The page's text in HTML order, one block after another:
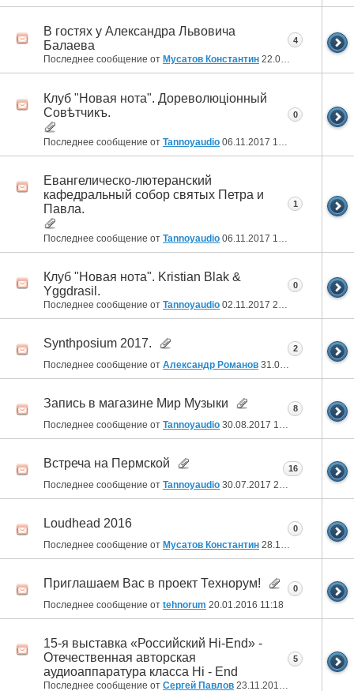
В гостях у Александра Львовича
Балаева
Последнее сообщение от Мусатов Константин 22.02.2018
4
Клуб "Новая нота". Дореволюцiонный
Совѣтчикъ.
Последнее сообщение от Tannoyaudio 06.11.2017 14:59
0
Евангелическо-лютеранский
кафедральный собор святых Петра и
Павла.
Последнее сообщение от Tannoyaudio 06.11.2017 14:44
1
Клуб "Новая нота". Kristian Blak &
Yggdrasil.
Последнее сообщение от Tannoyaudio 02.11.2017 20:31
0
Synthposium 2017.
Последнее сообщение от Александр Романов 31.08.2017 22:19
2
Запись в магазине Мир Музыки
Последнее сообщение от Tannoyaudio 30.08.2017 14:06
8
Встреча на Пермской
Последнее сообщение от Tannoyaudio 30.07.2017 23:04
16
Loudhead 2016
Последнее сообщение от Мусатов Константин 28.10.2016 21:39
0
Приглашаем Вас в проект Технорум!
Последнее сообщение от tehnorum 20.01.2016 11:18
0
15-я выставка «Российский Hi-End» -
Отечественная авторская
аудиоаппаратура класса Hi - End
Последнее сообщение от Сергей Павлов 23.11.2015 01:55
5